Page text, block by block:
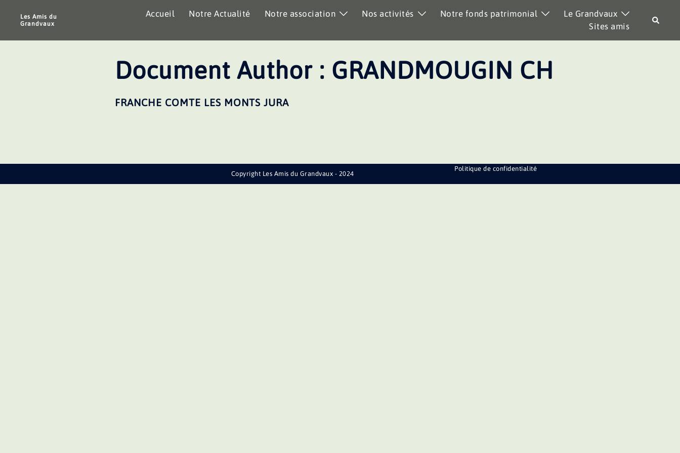
Les Amis du
Grandvaux
Accueil Notre Actualité Notre association Nos activités Notre fonds patrimonial
Le Grandvaux
Sites amis
Document Author : GRANDMOUGIN CH
FRANCHE COMTE LES MONTS JURA
Copyright Les Amis du Grandvaux - 2024
Politique de confidentialité